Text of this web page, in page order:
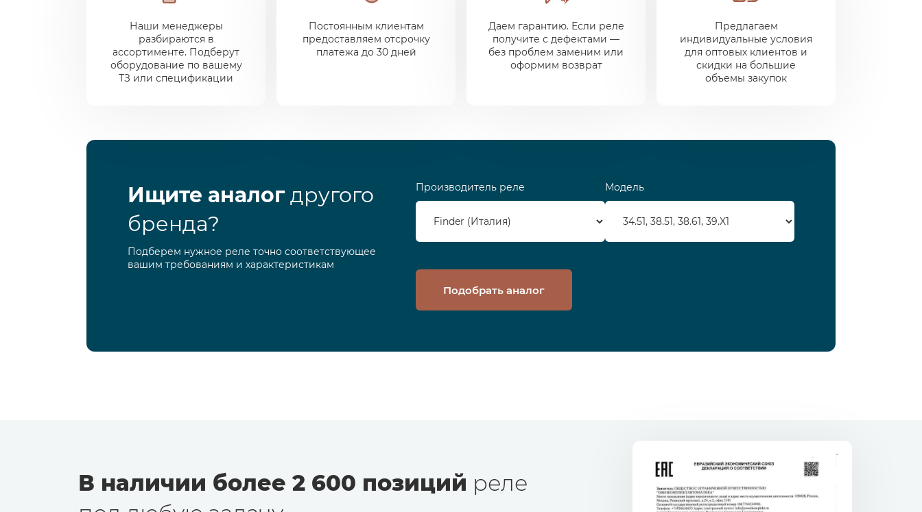
Наши менеджеры
разбираются в
ассортименте. Подберут
оборудование по вашему
ТЗ или спецификации
Постоянным клиентам
предоставляем отсрочку
платежа до 30 дней
Даем гарантию. Если реле
получите с дефектами —
без проблем заменим или
оформим возврат
Предлагаем
индивидуальные условия
для оптовых клиентов и
скидки на большие
объемы закупок
Ищите аналогдругого
бренда?
Подберем нужное реле точно соответствующее
вашим требованиям и характеристикам
Производитель реле Модель
Подобрать аналог
В наличии более 2 600 позиций реле